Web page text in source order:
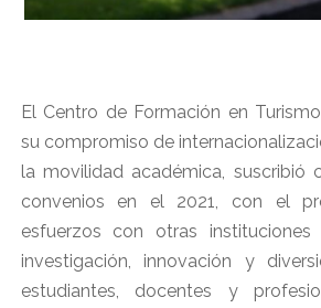
El Centro de Formación en
su compromiso de
la movilidad académica, suscribió
convenios en el 2021, con el
esfuerzos con otras
investigación, innovación y
estudiantes, docentes y